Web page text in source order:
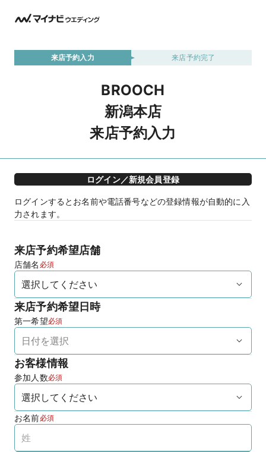
来店予約入力 来店予約完了
BROOCH
新潟本店
来店予約入力
ログイン／新規会員登録
ログインするとお名前や電話番号などの登録情報が自動的に入
力されます。
来店予約希望店舗
店舗名 必須
来店予約希望日時
第一希望必須
お客様情報
参加人数必須
お名前必須